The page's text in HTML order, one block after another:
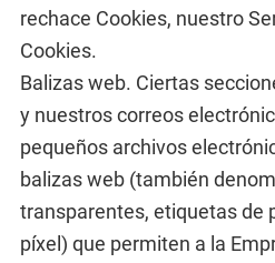
rechace Cookies, nuestro
Cookies.
Balizas web. Ciertas
y nuestros correos
pequeños archivos
balizas web (también
transparentes, etiquetas de
píxel) que permiten a la